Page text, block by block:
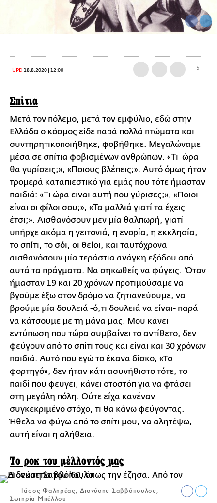
UPD 18.8.2020 | 12:00 5
Σπίτια
Μετά τον πόλεμο, μετά τον εμφύλιο, εδώ στην
Ελλάδα ο κόσμος είδε παρά πολλά πτώματα και
συντηρητικοποιήθηκε, φοβήθηκε. Μεγαλώναμε
μέσα σε σπίτια φοβισμένων ανθρώπων. «Τι ώρα
θα γυρίσεις;», «Ποιους βλέπεις;». Αυτό όμως ήταν
τρομερά καταπιεστικό για εμάς που τότε ήμασταν
παιδιά: «Τι ώρα είναι αυτή που γύρισες;», «Ποιοι
είναι οι φίλοι σου;», «Τα μαλλιά γιατί τα έχεις
έτσι;». Αισθανόσουν μεν μία θαλπωρή, γιατί
υπήρχε ακόμα η γειτονιά, η ενορία, η εκκλησία,
το σπίτι, το σόι, οι θείοι, και ταυτόχρονα
αισθανόσουν μία τεράστια ανάγκη εξόδου από
αυτά τα πράγματα. Να σηκωθείς να φύγεις. Όταν
ήμασταν 19 και 20 χρόνων προτιμούσαμε να
βγούμε έξω στον δρόμο να ζητιανεύουμε, να
βρούμε μία δουλειά -ό,τι δουλειά να είναι- παρά
να κάτσουμε με τη μάνα μας. Μου κάνει
εντύπωση που τώρα συμβαίνει το αντίθετο, δεν
φεύγουν από το σπίτι τους και είναι και 30 χρόνων
παιδιά. Αυτό που εγώ το έκανα δίσκο, «Το
φορτηγό», δεν ήταν κάτι ασυνήθιστο τότε, το
παιδί που φεύγει, κάνει οτοστόπ για να φτάσει
στη μεγάλη πόλη. Ούτε είχα κανέναν
συγκεκριμένο στόχο, τι θα κάνω φεύγοντας.
Ήθελα να φύγω από το σπίτι μου, να αλητέψω,
αυτή είναι η αλήθεια.
Το ροκ του μέλλοντός μας
Τάσος Φαληρέας, Διονύσης Σαββόπουλος,
Σωτηρία Μπέλλου